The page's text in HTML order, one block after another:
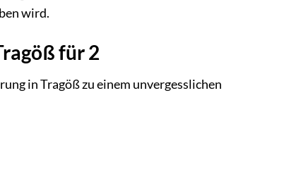
wird.
für 2
in Tragöß zu einem unvergesslichen